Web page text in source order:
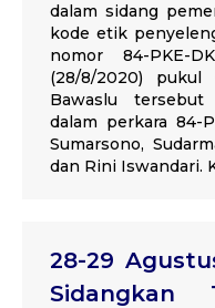
dalam sidang
kode etik
nomor 84-PKE-
(28/8/2020)
Bawaslu tersebut
dalam perkara 84-
Sumarsono,
dan Rini Iswandari.
28-29